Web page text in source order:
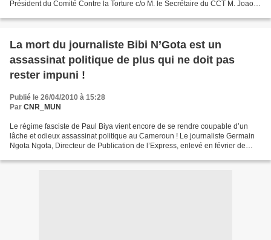
Président du Comité Contre la Torture c/o M. le Secrétaire du CCT M. Joao
La mort du journaliste Bibi N’Gota est un
assassinat politique de plus qui ne doit pas
rester impuni !
Publié le 26/04/2010 à 15:28
Par CNR_MUN
Le régime fasciste de Paul Biya vient encore de se rendre coupable d’un
lâche et odieux assassinat politique au Cameroun ! Le journaliste Germain
Ngota Ngota, Directeur de Publication de l’Express, enlevé en février de